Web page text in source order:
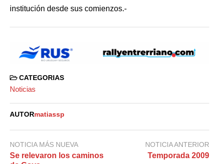
institución desde sus comienzos.-
CATEGORIAS
Noticias
AUTORmatiassp
NOTICIA MÁS NUEVA
Se relevaron los caminos
NOTICIA ANTERIOR
Temporada 2009